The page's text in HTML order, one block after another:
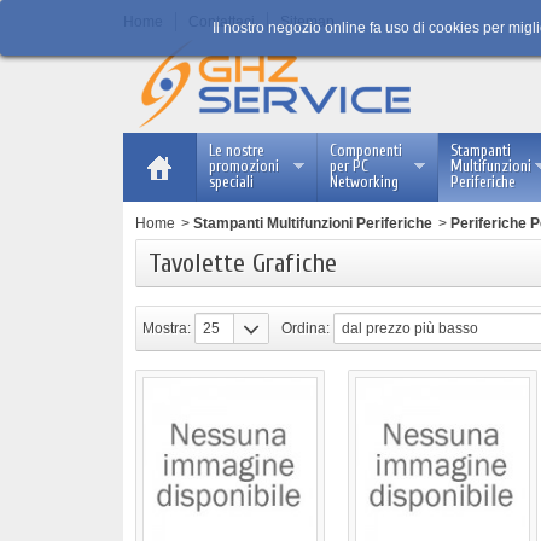
Contattaci Sitemap
Le nostre
promozioni
speciali
Componenti
per PC
Networking
Stampanti
Multifunzioni
Periferiche
Il nostro negozio online fa uso di cookies per
Home > Stampanti Multifunzioni Periferiche > Periferiche
Tavolette Grafiche
Mostra: 25 Ordina: dal prezzo più basso